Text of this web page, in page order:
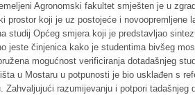
Agronomski fakultet smješten je u
prostor koji je uz postojeće i novoopremljene
studij Općeg smjera koji je predstavljao
jeste činjenica kako je studentima bivšeg
mogućnost verificiranja dotadašnjeg
u Mostaru u potpunosti je bio usklađen s
Zahvaljujući razumijevanju i potpori